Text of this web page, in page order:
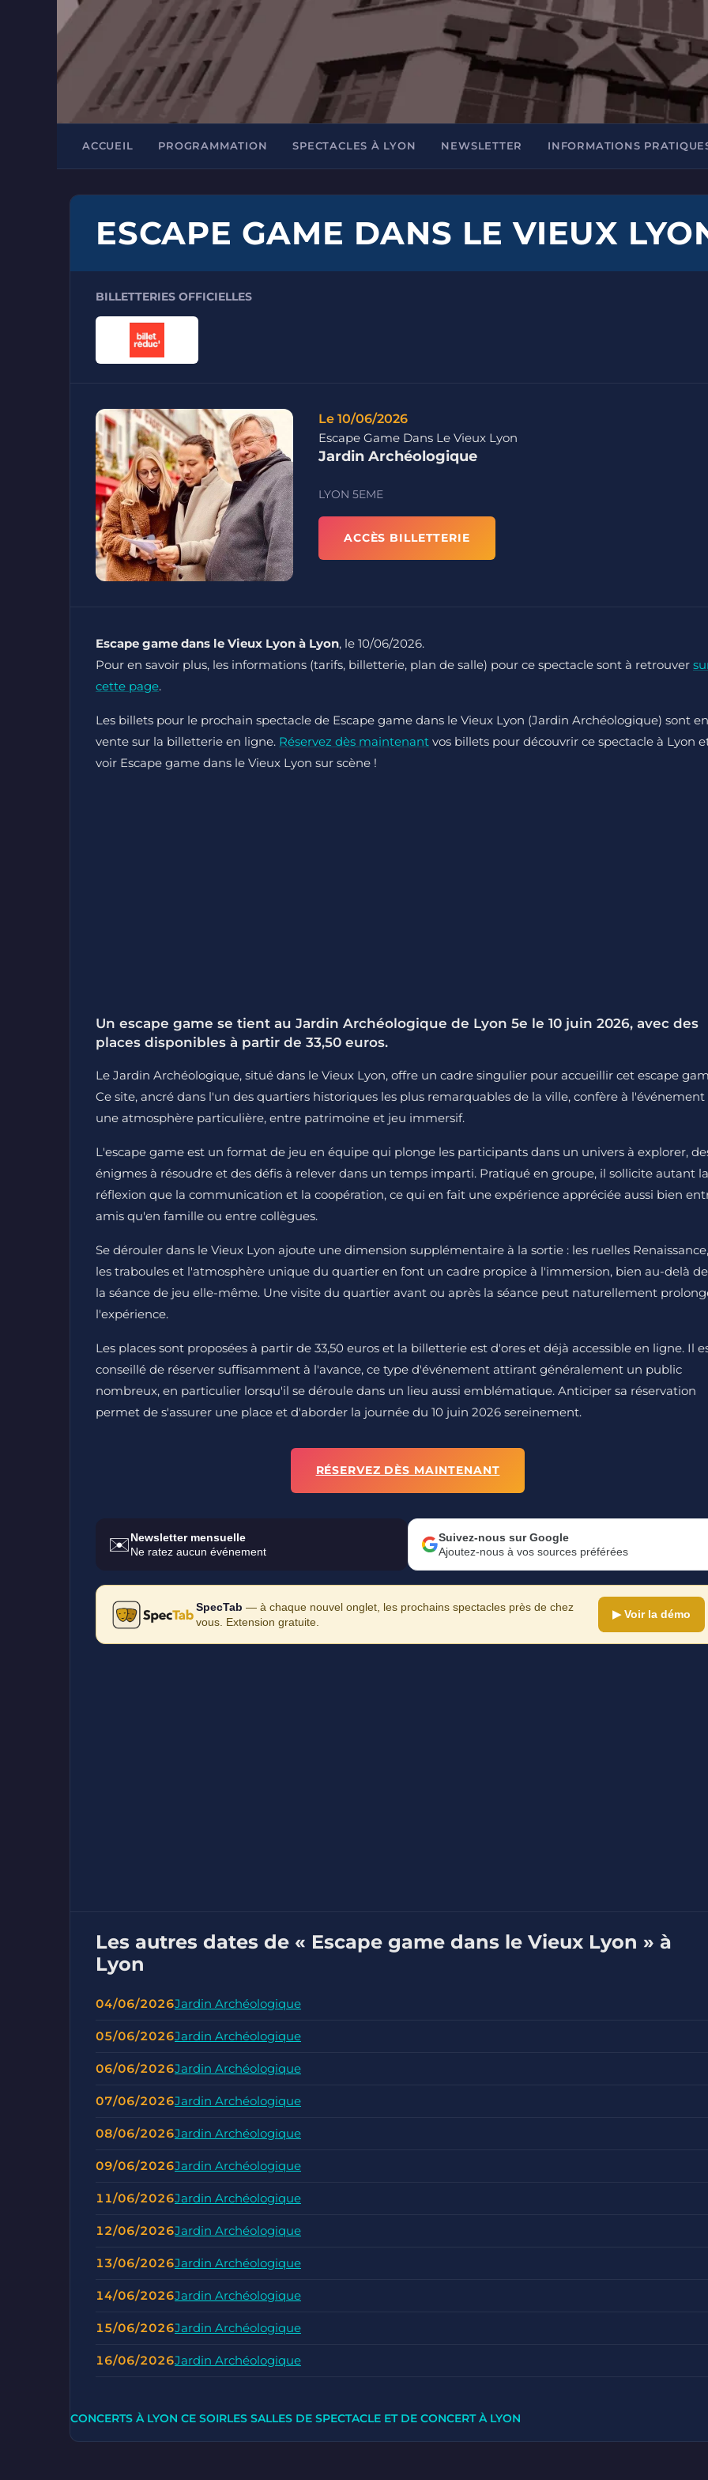
ACCUEIL PROGRAMMATION SPECTACLES À LYON NEWSLETTER INFORMATIONS
ESCAPE GAME DANS LE VIEUX
BILLETTERIES OFFICIELLES
Le 10/06/2026
Escape Game Dans Le Vieux Lyon
Jardin Archéologique
LYON 5EME
ACCÈS BILLETTERIE
Escape game dans le Vieux Lyon à Lyon, le 10/06/2026.
Pour en savoir plus, les informations (tarifs, billetterie, plan de salle) pour ce spectacle sont à retrouver
cette page.
Les billets pour le prochain spectacle de Escape game dans le Vieux Lyon (Jardin Archéologique) sont en
vente sur la billetterie en ligne. Réservez dès maintenant vos billets pour découvrir ce spectacle à Lyon
voir Escape game dans le Vieux Lyon sur scène !
Un escape game se tient au Jardin Archéologique de Lyon 5e le 10 juin 2026, avec des
places disponibles à partir de 33,50 euros.
Le Jardin Archéologique, situé dans le Vieux Lyon, offre un cadre singulier pour accueillir cet escape
Ce site, ancré dans l'un des quartiers historiques les plus remarquables de la ville, confère à l'événement
une atmosphère particulière, entre patrimoine et jeu immersif.
L'escape game est un format de jeu en équipe qui plonge les participants dans un univers à explorer,
énigmes à résoudre et des défis à relever dans un temps imparti. Pratiqué en groupe, il sollicite autant la
réflexion que la communication et la coopération, ce qui en fait une expérience appréciée aussi bien
amis qu'en famille ou entre collègues.
Se dérouler dans le Vieux Lyon ajoute une dimension supplémentaire à la sortie : les ruelles Renaissance,
les traboules et l'atmosphère unique du quartier en font un cadre propice à l'immersion, bien au-delà de
la séance de jeu elle-même. Une visite du quartier avant ou après la séance peut naturellement
l'expérience.
Les places sont proposées à partir de 33,50 euros et la billetterie est d'ores et déjà accessible en ligne. Il
conseillé de réserver suffisamment à l'avance, ce type d'événement attirant généralement un public
nombreux, en particulier lorsqu'il se déroule dans un lieu aussi emblématique. Anticiper sa réservation
permet de s'assurer une place et d'aborder la journée du 10 juin 2026 sereinement.
RÉSERVEZ DÈS MAINTENANT
✉️Newsletter mensuelle
Ne ratez aucun événement
Suivez-nous sur Google
Ajoutez-nous à vos sources préférées
SpecTab — à chaque nouvel onglet, les prochains spectacles près de chez
vous. Extension gratuite.
▶ Voir la démo
Les autres dates de « Escape game dans le Vieux Lyon » à
Lyon
04/06/2026Jardin Archéologique
05/06/2026Jardin Archéologique
06/06/2026Jardin Archéologique
07/06/2026Jardin Archéologique
08/06/2026Jardin Archéologique
09/06/2026Jardin Archéologique
11/06/2026Jardin Archéologique
12/06/2026Jardin Archéologique
13/06/2026Jardin Archéologique
14/06/2026Jardin Archéologique
15/06/2026Jardin Archéologique
16/06/2026Jardin Archéologique
CONCERTS À LYON CE SOIRLES SALLES DE SPECTACLE ET DE CONCERT À LYON